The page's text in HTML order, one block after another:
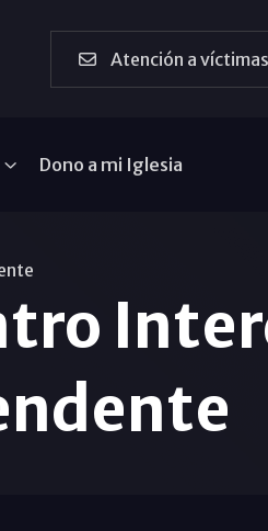
Atención a
Dono a mi Iglesia